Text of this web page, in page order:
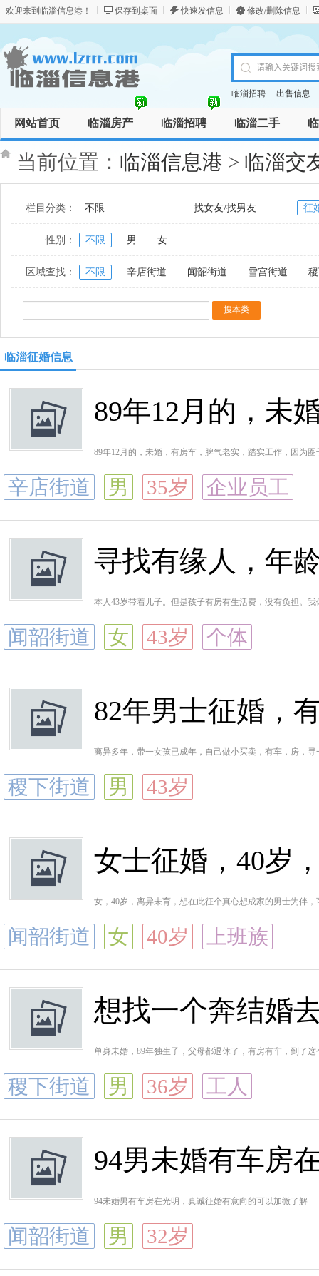
欢迎来到临淄信息港！ 保存到桌面 快速发信息 修改/删除信息
临淄招聘 出售信息
网站首页 临淄房产 临淄招聘 临淄二手
商务服务 资讯 商品
当前位置： 临淄信息港 > 临淄交
栏目分类： 不限 找女友/找男友 征
性别： 不限 男 女
区域查找： 不限 辛店街道 闻韶街道 雪宫街道
临淄征婚信息
89年12月的，未
89年12月的，未婚，有房车，脾气老实，踏实工作，因为
辛店街道 男 35岁 企业员工
寻找有缘人，年
本人43岁带着儿子。但是孩子有房有生活费，没有负担。
闻韶街道 女 43岁 个体
82年男士征婚，
离异多年，带一女孩已成年，自己做小买卖，有车，房，
稷下街道 男 43岁
女士征婚，40岁
女，40岁，离异未育，想在此征个真心想成家的男士为伴，
闻韶街道 女 40岁 上班族
想找一个奔结婚
单身未婚，89年独生子，父母都退休了，有房有车，到了
稷下街道 男 36岁 工人
94男未婚有车房
94未婚男有车房在光明，真诚征婚有意向的可以加微了解
闻韶街道 男 32岁